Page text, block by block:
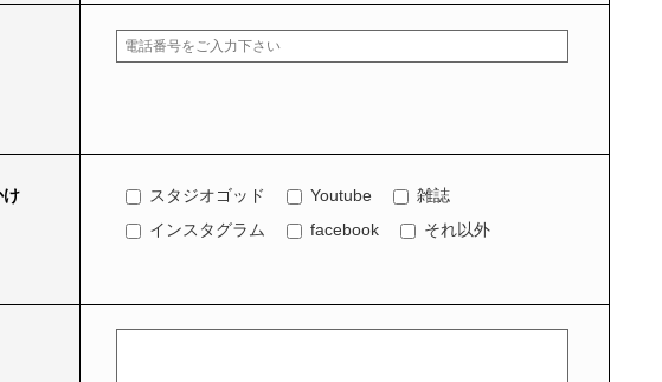
け
スタジオゴッド Youtube
雑誌
インスタグラム
facebook それ以外